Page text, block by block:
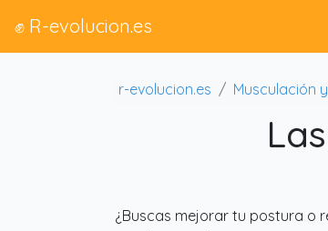
✊ R-evolucion.es
r-evolucion.es Musculación
¿Buscas mejorar tu postura o